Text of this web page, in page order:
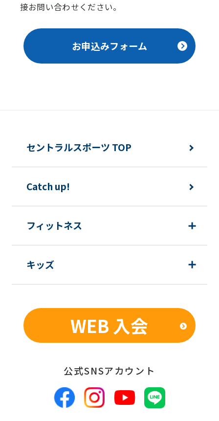
接お問い合わせください。
お申込みフォーム
セントラルスポーツ TOP
Catch up!
フィットネス
キッズ
WEB 入会
公式SNSアカウント